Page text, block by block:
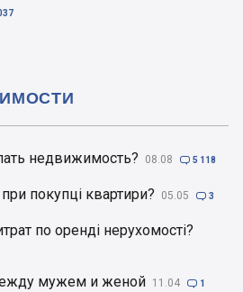
недвижимость? 08.08  5 118
покупці квартири? 05.05  3
по оренді нерухомості?
мужем и женой 11.04  1